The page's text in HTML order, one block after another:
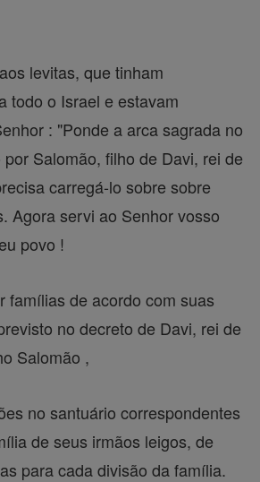
levitas, que tinham
todo o Israel e estavam
: "Ponde a arca sagrada no
Salomão, filho de Davi, rei de
carregá-lo sobre sobre
Agora servi ao Senhor vosso
povo !
famílias de acordo com suas
no decreto de Davi, rei de
Salomão ,
no santuário correspondentes
de seus irmãos leigos, de
para cada divisão da família.